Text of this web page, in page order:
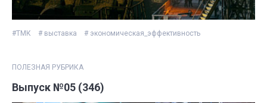
#ТМК # выставка # экономическая_эффективность
ПОЛЕЗНАЯ РУБРИКА
Выпуск №05 (346)